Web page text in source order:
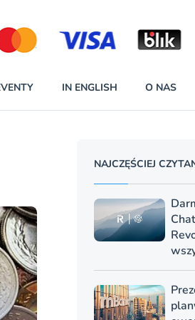
planach – Standard i Plus – z
przez trzy miesiące
więcej
IN ENGLISH O NAS
NAJCZĘŚCIEJ